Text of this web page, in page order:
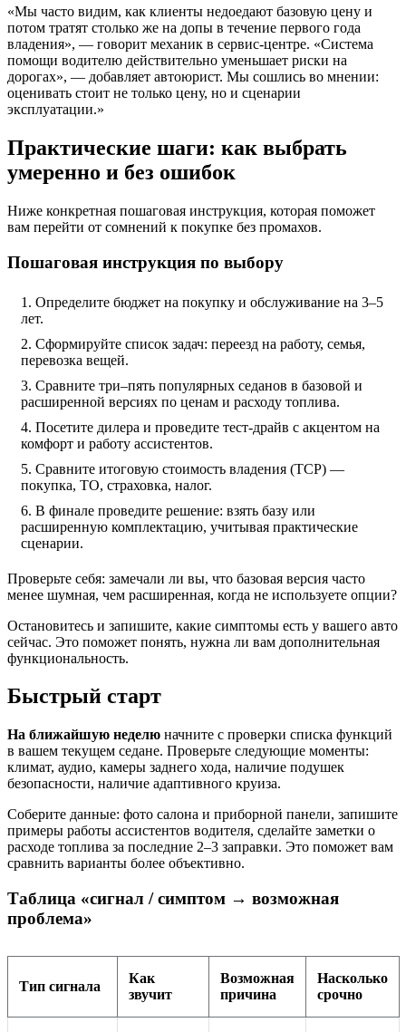
«Мы часто видим, как клиенты недоедают базовую цену и
потом тратят столько же на допы в течение первого года
владения», — говорит механик в сервис‑центре. «Система
помощи водителю действительно уменьшает риски на
дорогах», — добавляет автоюрист. Мы сошлись во мнении:
оценивать стоит не только цену, но и сценарии
эксплуатации.»
Практические шаги: как выбрать
умеренно и без ошибок
Ниже конкретная пошаговая инструкция, которая поможет
вам перейти от сомнений к покупке без промахов.
Пошаговая инструкция по выбору
Определите бюджет на покупку и обслуживание на 3–5
лет.
Сформируйте список задач: переезд на работу, семья,
перевозка вещей.
Сравните три–пять популярных седанов в базовой и
расширенной версиях по ценам и расходу топлива.
Посетите дилера и проведите тест‑драйв с акцентом на
комфорт и работу ассистентов.
Сравните итоговую стоимость владения (ТСР) —
покупка, ТО, страховка, налог.
В финале проведите решение: взять базу или
расширенную комплектацию, учитывая практические
сценарии.
Проверьте себя: замечали ли вы, что базовая версия часто
менее шумная, чем расширенная, когда не используете опции?
Остановитесь и запишите, какие симптомы есть у вашего авто
сейчас. Это поможет понять, нужна ли вам дополнительная
функциональность.
Быстрый старт
На ближайшую неделю начните с проверки списка функций
в вашем текущем седане. Проверьте следующие моменты:
климат, аудио, камеры заднего хода, наличие подушек
безопасности, наличие адаптивного круиза.
Соберите данные: фото салона и приборной панели, запишите
примеры работы ассистентов водителя, сделайте заметки о
расходе топлива за последние 2–3 заправки. Это поможет вам
сравнить варианты более объективно.
Таблица «сигнал / симптом → возможная
проблема»
Тип сигнала
Как
звучит
Возможная
причина
Насколько
срочно